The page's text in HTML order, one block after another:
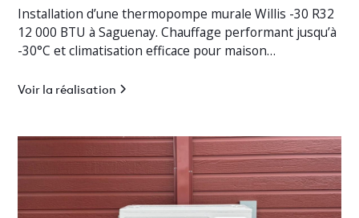
Installation d’une thermopompe murale Willis -30 R32
12 000 BTU à Saguenay. Chauffage performant jusqu’à
-30°C et climatisation efficace pour maison
Voir la réalisation